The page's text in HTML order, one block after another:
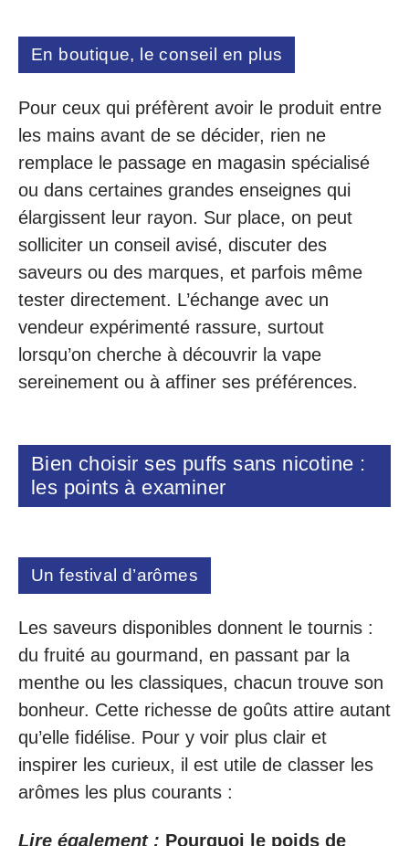
En boutique, le conseil en plus
Pour ceux qui préfèrent avoir le produit entre
les mains avant de se décider, rien ne
remplace le passage en magasin spécialisé
ou dans certaines grandes enseignes qui
élargissent leur rayon. Sur place, on peut
solliciter un conseil avisé, discuter des
saveurs ou des marques, et parfois même
tester directement. L’échange avec un
vendeur expérimenté rassure, surtout
lorsqu’on cherche à découvrir la vape
sereinement ou à affiner ses préférences.
Bien choisir ses puffs sans nicotine :
les points à examiner
Un festival d’arômes
Les saveurs disponibles donnent le tournis :
du fruité au gourmand, en passant par la
menthe ou les classiques, chacun trouve son
bonheur. Cette richesse de goûts attire autant
qu’elle fidélise. Pour y voir plus clair et
inspirer les curieux, il est utile de classer les
arômes les plus courants :
Lire également : Pourquoi le poids de